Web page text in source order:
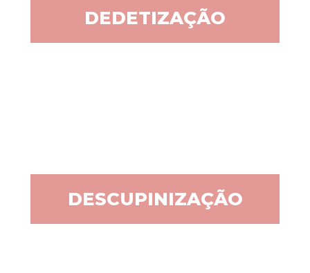
DEDETIZAÇÃO
DESCUPINIZAÇÃO